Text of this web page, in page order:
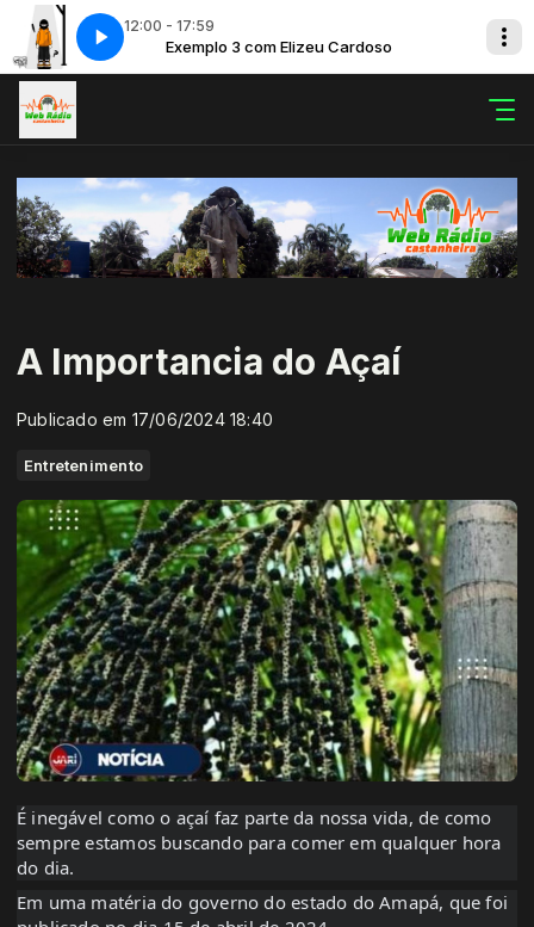
12:00 - 17:59
Exemplo 3 com Elizeu Cardoso
11 Porta da Capela
A Importancia do Açaí
Publicado em 17/06/2024 18:40
Entretenimento
É inegável como o açaí faz parte da nossa vida, de como
sempre estamos buscando para comer em qualquer hora
do dia.
Em uma matéria do governo do estado do Amapá, que foi